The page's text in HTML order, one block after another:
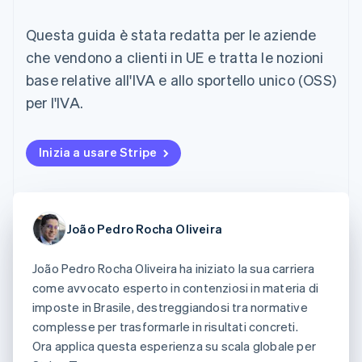
pagamento
Accesso a
oltre 125
Terminal
persona
Boost
Accettazione
ottimizzata
accelerato
Financial
Connections
collegati
Stripe Sigma
personalizzati
Data Pipeline
Altro
Product roadmap
SaaS
Aziende di IA
Creator economy
Gaming
Media e
profit
Servizi professionali
Pubblica
amministrazione
Commercio al dettaglio
Offrire addebiti in base
all'utilizzo
garantite da stablecoin
agenti
Blog per sviluppatori
Stato dell'API
Conferenza annuale
Sessions
Lavora con noi
Sala stampa
Recapiti
Questa guida è stata redatta per le aziende
che vendono a clienti in UE e tratta le nozioni
base relative all'IVA e allo sportello unico (OSS)
per l'IVA.
Inizia a usare Stripe
João Pedro Rocha Oliveira
João Pedro Rocha Oliveira ha iniziato la sua carriera
come avvocato esperto in contenziosi in materia di
imposte in Brasile, destreggiandosi tra normative
complesse per trasformarle in risultati concreti.
Ora applica questa esperienza su scala globale per